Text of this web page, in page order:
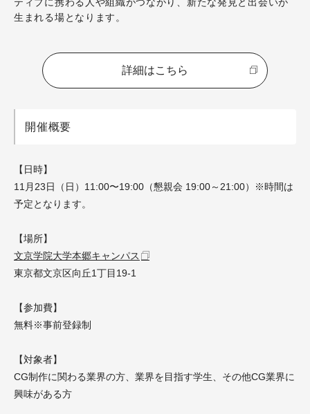
生まれる場となります。
詳細はこちら
開催概要
【日時】
11月23日（日）11:00〜19:00（懇親会 19:00～21:00）
※時間は
予定となります。
【場所】
文京学院大学本郷キャンパス
東京都文京区向丘1丁目19-1
【参加費】
無料※事前登録制
【対象者】
CG制作に関わる業界の方、業界を目指す学生、その他CG業界に
興味がある方